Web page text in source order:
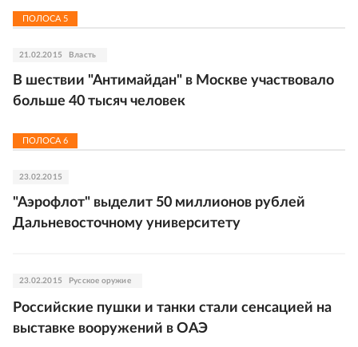
ПОЛОСА 5
21.02.2015 Власть
В шествии "Антимайдан" в Москве участвовало
больше 40 тысяч человек
ПОЛОСА 6
23.02.2015
"Аэрофлот" выделит 50 миллионов рублей
Дальневосточному университету
23.02.2015 Русское оружие
Российские пушки и танки стали сенсацией на
выставке вооружений в ОАЭ